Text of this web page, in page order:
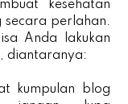
kesehatan
secara perlahan.
Anda lakukan
diantaranya:
kumpulan blog